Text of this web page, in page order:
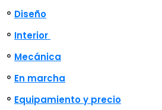
Diseño
Interior
Mecánica
En marcha
Equipamiento y precio